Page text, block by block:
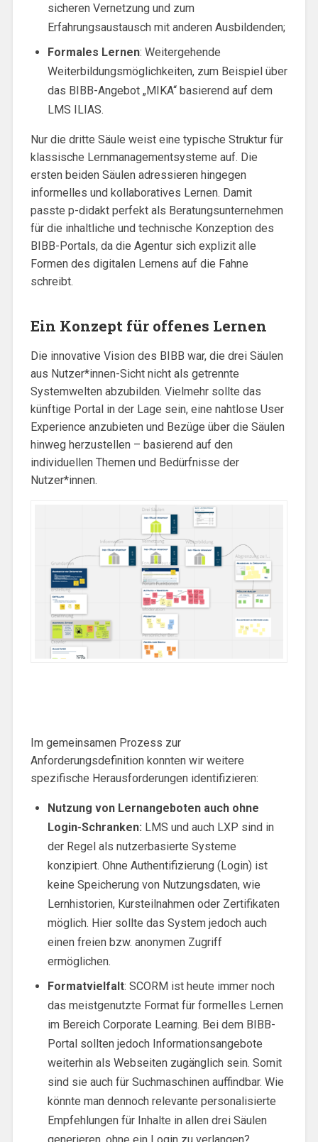
sicheren Vernetzung und zum
Erfahrungsaustausch mit anderen Ausbildenden;
Formales Lernen: Weitergehende
Weiterbildungsmöglichkeiten, zum Beispiel über
das BIBB-Angebot „MIKA“ basierend auf dem
LMS ILIAS.
Nur die dritte Säule weist eine typische Struktur für
klassische Lernmanagementsysteme auf. Die
ersten beiden Säulen adressieren hingegen
informelles und kollaboratives Lernen. Damit
passte p-didakt perfekt als Beratungsunternehmen
für die inhaltliche und technische Konzeption des
BIBB-Portals, da die Agentur sich explizit alle
Formen des digitalen Lernens auf die Fahne
schreibt.
Ein Konzept für offenes Lernen
Die innovative Vision des BIBB war, die drei Säulen
aus Nutzer*innen-Sicht nicht als getrennte
Systemwelten abzubilden. Vielmehr sollte das
künftige Portal in der Lage sein, eine nahtlose User
Experience anzubieten und Bezüge über die Säulen
hinweg herzustellen – basierend auf den
individuellen Themen und Bedürfnisse der
Nutzer*innen.
Im gemeinsamen Prozess zur
Anforderungsdefinition konnten wir weitere
spezifische Herausforderungen identifizieren:
Nutzung von Lernangeboten auch ohne
Login-Schranken: LMS und auch LXP sind in
der Regel als nutzerbasierte Systeme
konzipiert. Ohne Authentifizierung (Login) ist
keine Speicherung von Nutzungsdaten, wie
Lernhistorien, Kursteilnahmen oder Zertifikaten
möglich. Hier sollte das System jedoch auch
einen freien bzw. anonymen Zugriff
ermöglichen.
Formatvielfalt: SCORM ist heute immer noch
das meistgenutzte Format für formelles Lernen
im Bereich Corporate Learning. Bei dem BIBB-
Portal sollten jedoch Informationsangebote
weiterhin als Webseiten zugänglich sein. Somit
sind sie auch für Suchmaschinen auffindbar. Wie
könnte man dennoch relevante personalisierte
Empfehlungen für Inhalte in allen drei Säulen